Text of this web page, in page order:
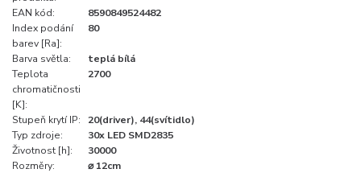
EAN kód:
8590849524482
Index podání
barev [Ra]:
80
Barva světla:
teplá bílá
Teplota
chromatičnosti
[K]:
2700
Stupeň krytí IP:
20(driver), 44(svítidlo)
Typ zdroje:
30x LED SMD2835
Životnost [h]:
30000
Rozměry:
⌀ 12cm